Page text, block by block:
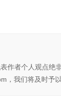
作者个人观点
，我们将及时予以